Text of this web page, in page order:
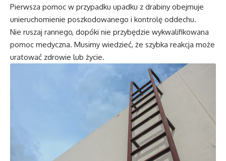
Pierwsza pomoc w przypadku upadku z drabiny obejmuje
unieruchomienie poszkodowanego i kontrolę oddechu.
Nie ruszaj rannego, dopóki nie przybędzie wykwalifikowana
pomoc medyczna. Musimy wiedzieć, że szybka reakcja może
uratować zdrowie lub życie.